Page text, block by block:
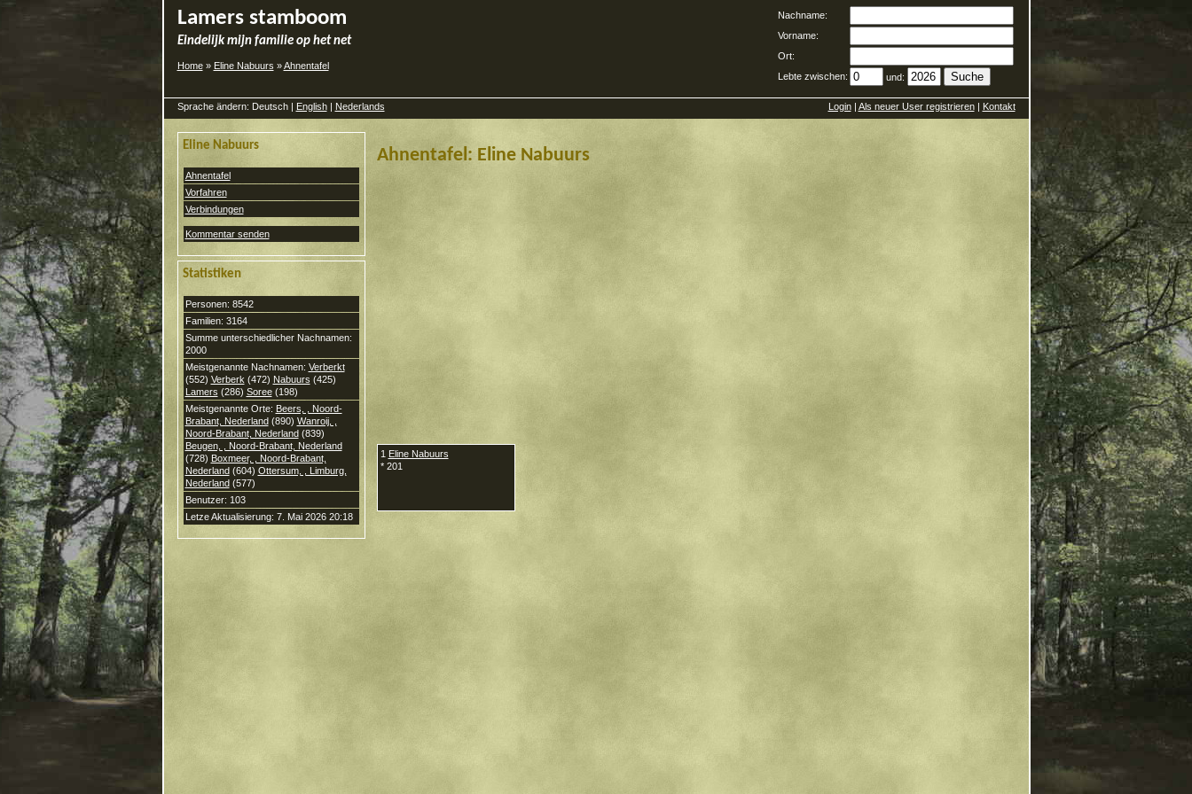
Nachname:
Vorname:
Ort:
Lebte zwischen:
und:
Lamers stamboom
Eindelijk mijn familie op het net
Home» Eline Nabuurs »Ahnentafel
Sprache ändern: Deutsch | English| Nederlands Login| Als neuer User registrieren| Kontakt
Eline Nabuurs
Ahnentafel
Vorfahren
Verbindungen
Kommentar senden
Statistiken
Personen: 8542
Familien: 3164
Summe unterschiedlicher Nachnamen:
2000
Meistgenannte Nachnamen: Verberkt
(552) Verberk (472) Nabuurs (425)
Lamers (286) Soree(198)
Meistgenannte Orte: Beers, , Noord-
Brabant, Nederland(890) Wanroij, ,
Noord-Brabant, Nederland(839)
Beugen, , Noord-Brabant, Nederland
(728) Boxmeer, , Noord-Brabant,
Nederland(604) Ottersum, , Limburg,
Nederland(577)
Benutzer: 103
Letze Aktualisierung: 7. Mai 2026 20:18
Ahnentafel: Eline Nabuurs
1 Eline Nabuurs
* 201